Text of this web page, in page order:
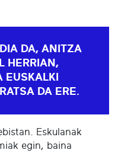
DA, ANITZA
HERRIAN,
EUSKALKI
DA ERE.
Eskulanak
egin, baina